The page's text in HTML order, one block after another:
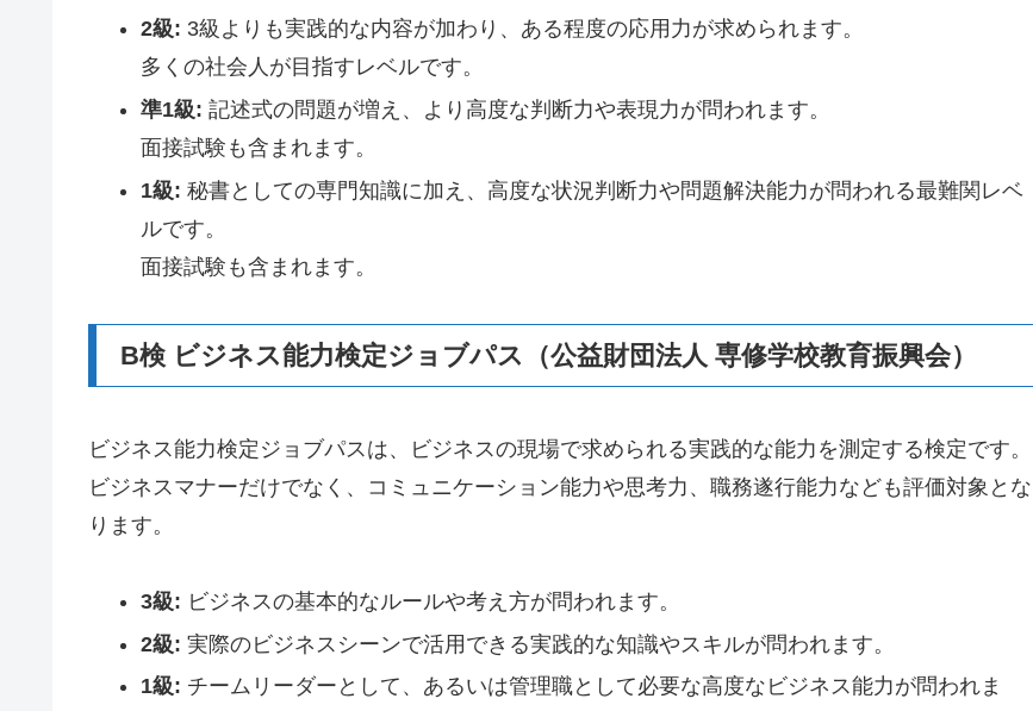
2級: 3級よりも実践的な内容が加わり、ある程度の応用力が求められます。
多くの社会人が目指すレベルです。
準1級: 記述式の問題が増え、より高度な判断力や表現力が問われます。
面接試験も含まれます。
1級: 秘書としての専門知識に加え、高度な状況判断力や問題解決能力が問われる最難関レベ
ルです。
面接試験も含まれます。
B検 ビジネス能力検定ジョブパス（公益財団法人 専修学校教育振興会）
ビジネス能力検定ジョブパスは、ビジネスの現場で求められる実践的な能力を測定する検定です。
ビジネスマナーだけでなく、コミュニケーション能力や思考力、職務遂行能力なども評価対象とな
ります。
3級: ビジネスの基本的なルールや考え方が問われます。
2級: 実際のビジネスシーンで活用できる実践的な知識やスキルが問われます。
1級: チームリーダーとして、あるいは管理職として必要な高度なビジネス能力が問われま